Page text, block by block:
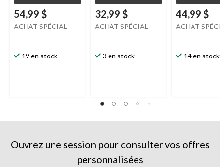
54,99 $
ACHAT SPÉCIAL
19 en stock
32,99 $
ACHAT SPÉCIAL
3 en stock
44,99 $
ACHAT
14 en stock
Ouvrez une session pour consulter vos offres
personnalisées